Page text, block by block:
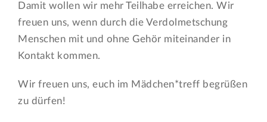
Damit wollen wir mehr Teilhabe erreichen. Wir
freuen uns, wenn durch die Verdolmetschung
Menschen mit und ohne Gehör miteinander in
Kontakt kommen.
Wir freuen uns, euch im Mädchen*treff begrüßen
zu dürfen!